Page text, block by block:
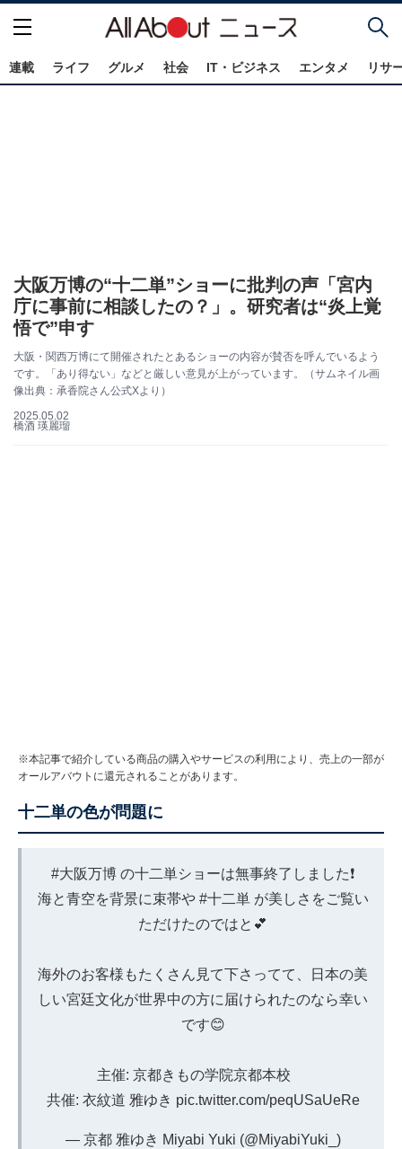
連載 ライフ グルメ 社会 IT・ビジネス エンタメ リサ
大阪万博の“十二単”ショーに批判の声「宮内
庁に事前に相談したの？」。研究者は“炎上覚
悟で”申す
大阪・関西万博にて開催されたとあるショーの内容が賛否を呼んでいるよう
です。「あり得ない」などと厳しい意見が上がっています。（サムネイル画
像出典：承香院さん公式Xより）
2025.05.02
橋酒 瑛麗瑠
※本記事で紹介している商品の購入やサービスの利用により、売上の一部が
オールアバウトに還元されることがあります。
十二単の色が問題に
#大阪万博 の十二単ショーは無事終了しました❗
海と青空を背景に束帯や #十二単が美しさをご覧い
ただけたのではと💕
海外のお客様もたくさん見て下さってて、日本の美
しい宮廷文化が世界中の方に届けられたのなら幸い
です😊
主催: 京都きもの学院京都本校
共催: 衣紋道 雅ゆき pic.twitter.com/peqUSaUeRe
— 京都 雅ゆき Miyabi Yuki (@MiyabiYuki_)